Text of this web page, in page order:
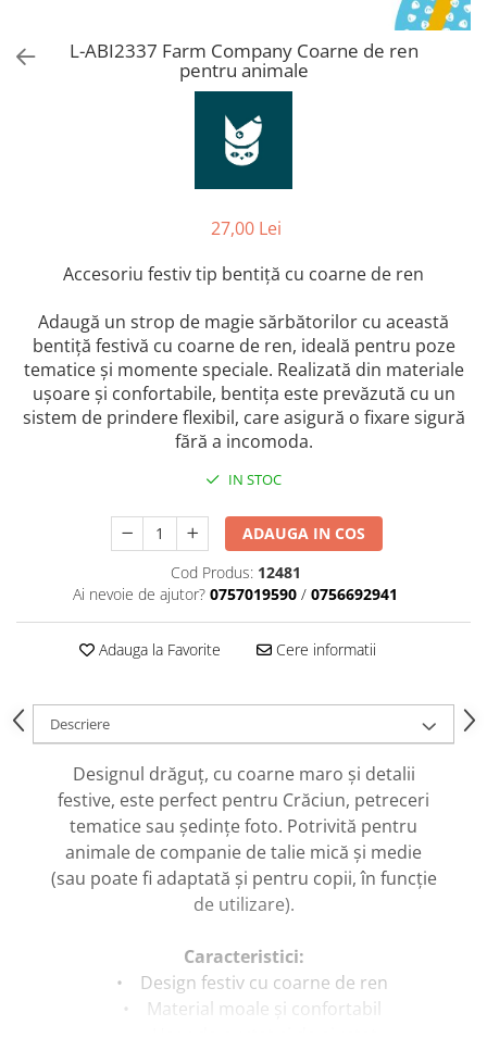
Platinum
Prestige
Castroane si Dozatoare
Custi si Genti de Transport
Diete veterinare
Hainute
Lese, Zgarzi & Hamuri
Perii si Piepteni
Produse Igiena si Ingrijire
Saltele cu efect de racire
Suplimente
L-ABI2337 Farm Company Coarne de ren
pentru animale
27,00 Lei
Accesoriu festiv tip bentiță cu coarne de ren
Adaugă un strop de magie sărbătorilor cu această
bentiță festivă cu coarne de ren, ideală pentru poze
tematice și momente speciale. Realizată din materiale
ușoare și confortabile, bentița este prevăzută cu un
sistem de prindere flexibil, care asigură o fixare sigură
fără a incomoda.
IN STOC
ADAUGA IN COS
Cod Produs: 12481
Ai nevoie de ajutor? 0757019590 / 0756692941
Adauga la Favorite Cere informatii
Descriere
Designul drăguț, cu coarne maro și detalii
festive, este perfect pentru Crăciun, petreceri
tematice sau ședințe foto. Potrivită pentru
animale de companie de talie mică și medie
(sau poate fi adaptată și pentru copii, în funcție
de utilizare).
Caracteristici:
• Design festiv cu coarne de ren
• Material moale și confortabil